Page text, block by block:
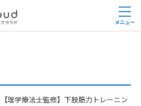
メニュー
【理学療法士監修】下肢筋力トレーニン